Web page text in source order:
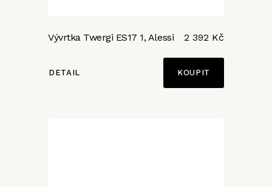
Vývrtka Twergi ES17 1, Alessi 2 392 Kč
DETAIL